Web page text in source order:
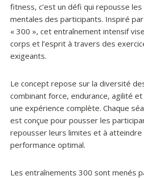
fitness, c’est un défi qui repousse
mentales des participants. Inspiré
« 300 », cet entraînement intensif
corps et l’esprit à travers des
exigeants.
Le concept repose sur la diversité
combinant force, endurance, agilité
une expérience complète. Chaque
est conçue pour pousser les
repousser leurs limites et à atteindre
performance optimal.
Les entraînements 300 sont menés